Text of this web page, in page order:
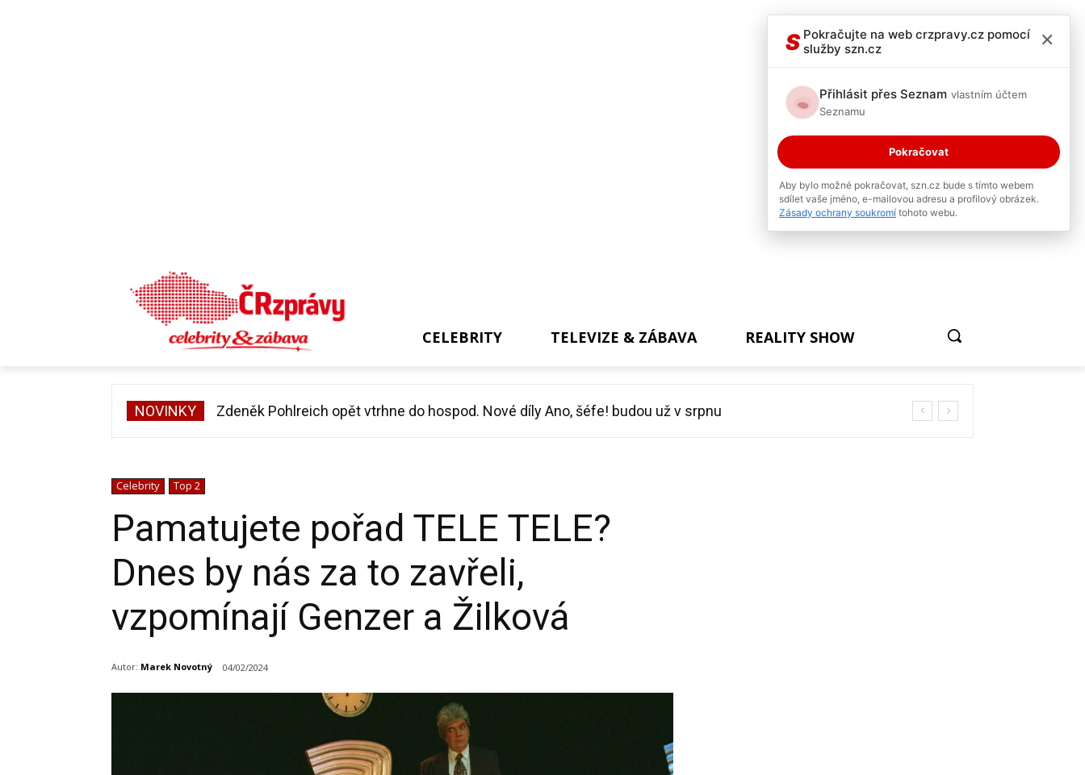
CELEBRITY TELEVIZE & ZÁBAVA REALITY SHOW
NOVINKY Zdeněk Pohlreich opět vtrhne do hospod. Nové díly Ano, šéfe! budou už v srpnu
Michal Suchánek ukázal vynález, jak se ochladit v horku a opřel se do Macinky
Celebrity Top 2
Pamatujete pořad TELE TELE?
Dnes by nás za to zavřeli,
vzpomínají Genzer a Žilková
Autor: Marek Novotný 04/02/2024
S Pokračujte na web crzpravy.cz pomocí
služby szn.cz
×
Přihlásit přes Seznam vlastním účtem
Seznamu
Pokračovat
Aby bylo možné pokračovat, szn.cz bude s tímto webem
sdílet vaše jméno, e-mailovou adresu a profilový obrázek.
Zásady ochrany soukromí tohoto webu.